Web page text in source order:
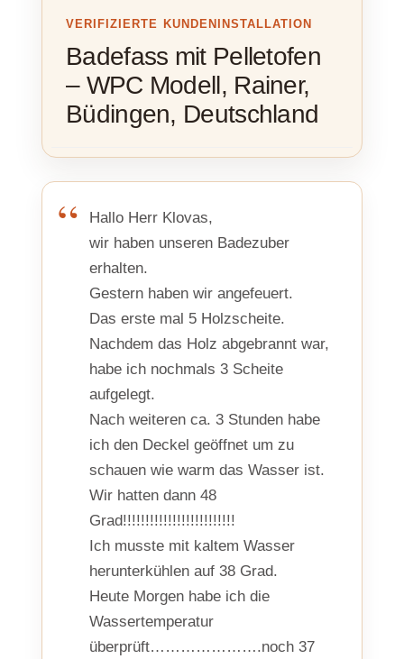
VERIFIZIERTE KUNDENINSTALLATION
Badefass mit Pelletofen
– WPC Modell, Rainer,
Büdingen, Deutschland
Hallo Herr Klovas,
wir haben unseren Badezuber
erhalten.
Gestern haben wir angefeuert.
Das erste mal 5 Holzscheite.
Nachdem das Holz abgebrannt war,
habe ich nochmals 3 Scheite
aufgelegt.
Nach weiteren ca. 3 Stunden habe
ich den Deckel geöffnet um zu
schauen wie warm das Wasser ist.
Wir hatten dann 48
Grad!!!!!!!!!!!!!!!!!!!!!!!!!
Ich musste mit kaltem Wasser
herunterkühlen auf 38 Grad.
Heute Morgen habe ich die
Wassertemperatur
überprüft………………….noch 37